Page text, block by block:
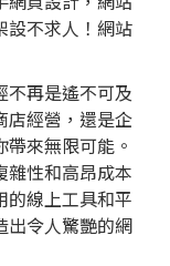
設不求人！網站
不再是遙不可及
店經營，還是企
來無限可能。
雜性和高昂成本
的線上工具和平
出令人驚艷的網